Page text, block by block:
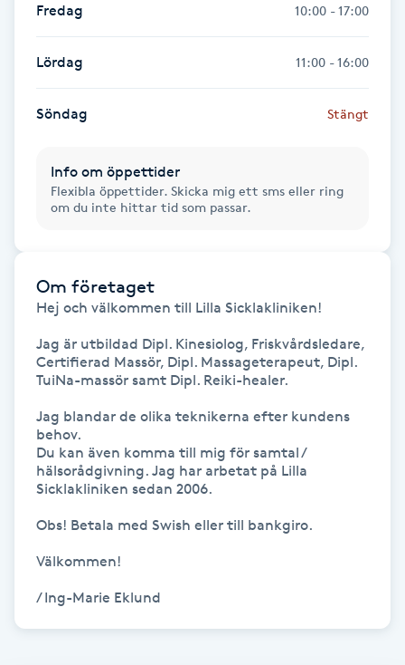
Gellack med förstärkning
Gravidmassage
Gravidyoga
Gua Sha-massage
Hatha Yoga
Healing
HIFU
Hollywood Peel
Fredag 10:00 - 17:00
Lördag 11:00 - 16:00
Söndag Stängt
Info om öppettider
Flexibla öppettider. Skicka mig ett sms eller ring
om du inte hittar tid som passar.
Om företaget
Hej och välkommen till Lilla Sicklakliniken!
Jag är utbildad Dipl. Kinesiolog, Friskvårdsledare,
Certifierad Massör, Dipl. Massageterapeut, Dipl.
TuiNa-massör samt Dipl. Reiki-healer.
Jag blandar de olika teknikerna efter kundens
behov.
Du kan även komma till mig för samtal /
hälsorådgivning. Jag har arbetat på Lilla
Sicklakliniken sedan 2006.
Obs! Betala med Swish eller till bankgiro.
Välkommen!
/ Ing-Marie Eklund